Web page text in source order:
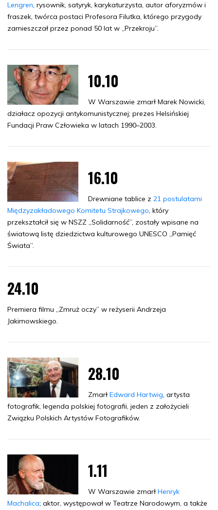
Lengren, rysownik, satyryk, karykaturzysta, autor aforyzmów i
fraszek, twórca postaci Profesora Filutka, którego przygody
zamieszczał przez ponad 50 lat w „Przekroju”.
10.10
W Warszawie zmarł Marek Nowicki,
działacz opozycji antykomunistycznej; prezes Helsińskiej
Fundacji Praw Człowieka w latach 1990–2003.
16.10
Drewniane tablice z21 postulatami
Międzyzakładowego Komitetu Strajkowego, który
przekształcił się w NSZZ „Solidarność”, zostały wpisane na
światową listę dziedzictwa kulturowego UNESCO „Pamięć
Świata”.
24.10
Premiera filmu „Zmruż oczy” w reżyserii Andrzeja
Jakimowskiego.
28.10
ZmarłEdward Hartwig, artysta
fotografik, legenda polskiej fotografii, jeden z założycieli
Związku Polskich Artystów Fotografików.
1.11
W Warszawie zmarłHenryk
Machalica; aktor, występował w Teatrze Narodowym, a także